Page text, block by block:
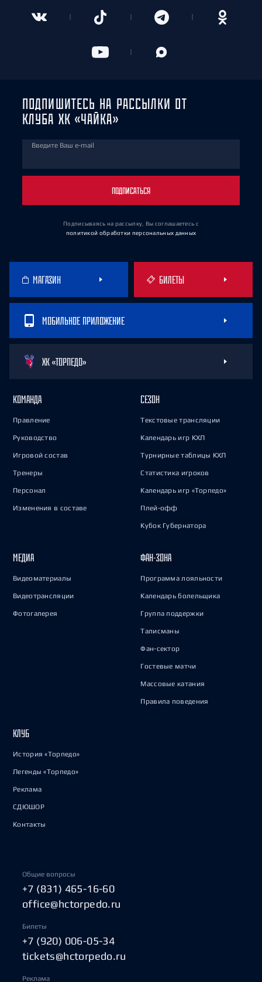
ПОДПИШИТЕСЬ НА РАССЫЛКИ ОТ
КЛУБА ХК «ЧАЙКА»
Введите Ваш e-mail
ПОДПИСАТЬСЯ
Подписываясь на рассылку, Вы соглашаетесь с
политикой обработки персональных данных
МАГАЗИН БИЛЕТЫ
МОБИЛЬНОЕ ПРИЛОЖЕНИЕ
ХК «ТОРПЕДО»
КОМАНДА
Правление
Руководство
Игровой состав
Тренеры
Персонал
Изменения в составе
СЕЗОН
Текстовые трансляции
Календарь игр КХЛ
Турнирные таблицы КХЛ
Статистика игроков
Календарь игр «Торпедо»
Плей-офф
Кубок Губернатора
МЕДИА
Видеоматериалы
Видеотрансляции
Фотогалерея
ФАН-ЗОНА
Программа лояльности
Календарь болельщика
Группа поддержки
Талисманы
Фан-сектор
Гостевые матчи
Массовые катания
Правила поведения
КЛУБ
История «Торпедо»
Легенды «Торпедо»
Реклама
СДЮШОР
Контакты
Общие вопросы
+7 (831) 465-16-60
office@hctorpedo.ru
Билеты
+7 (920) 006-05-34
tickets@hctorpedo.ru
Реклама